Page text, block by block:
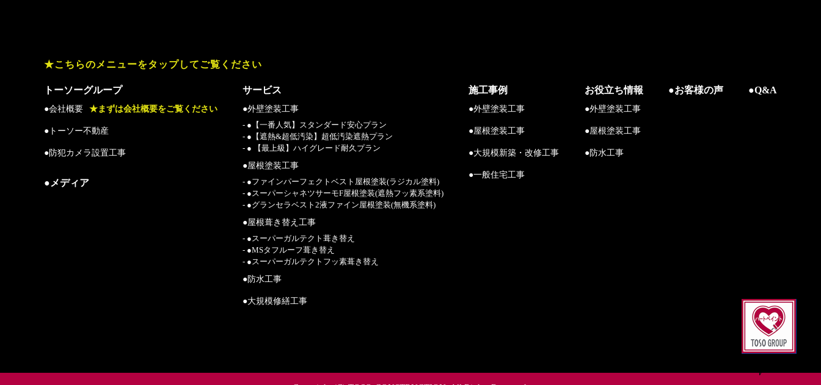
Scroll
★こちらのメニューをタップしてご覧ください
トーソーグループ
●会社概要 ★まずは会社概要をご覧ください
●トーソー不動産
●防犯カメラ設置工事
●メディア
サービス
●外壁塗装工事
- ●【一番人気】スタンダード安心プラン
- ●【遮熱&超低汚染】超低汚染遮熱プラン
- ● 【最上級】ハイグレード耐久プラン
●屋根塗装工事
- ●ファインパーフェクトベスト屋根塗装(ラジカル塗料)
- ●スーパーシャネツサーモF屋根塗装(遮熱フッ素系塗料)
- ●グランセラベスト2液ファイン屋根塗装(無機系塗料)
●屋根葺き替え工事
- ●スーパーガルテクト葺き替え
- ●MSタフルーフ葺き替え
- ●スーパーガルテクトフッ素葺き替え
●防水工事
●大規模修繕工事
施工事例
●外壁塗装工事
●屋根塗装工事
●大規模新築・改修工事
●一般住宅工事
お役立ち情報
●外壁塗装工事
●屋根塗装工事
●防水工事
●お客様の声 ●Q&A